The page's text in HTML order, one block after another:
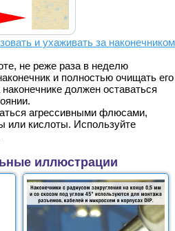
и ухаживать за наконечником
не реже раза в неделю
и полностью очищать его
должен оставаться
агрессивными флюсами,
или кислоты. Используйте
иллюстрации